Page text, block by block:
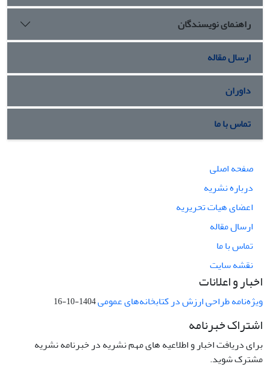
راهنمای نویسندگان
ارسال مقاله
داوران
تماس با ما
صفحه اصلی
درباره نشریه
اعضای هیات تحریریه
ارسال مقاله
تماس با ما
نقشه سایت
اخبار و اعلانات
ویژه‌نامه طراحی ارزش در کتابخانه‌های عمومی1404-10-16
اشتراک خبرنامه
برای دریافت اخبار و اطلاعیه های مهم نشریه در خبرنامه نشریه
مشترک شوید.